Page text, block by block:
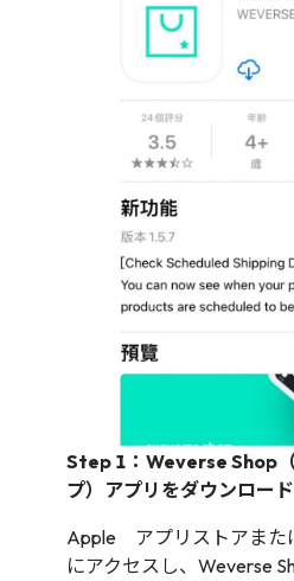
Step 1：Weverse Shop
プ）アプリをダウンロー
Apple アプリストアまた
にアクセスし、Weverse